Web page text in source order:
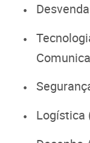
Logística